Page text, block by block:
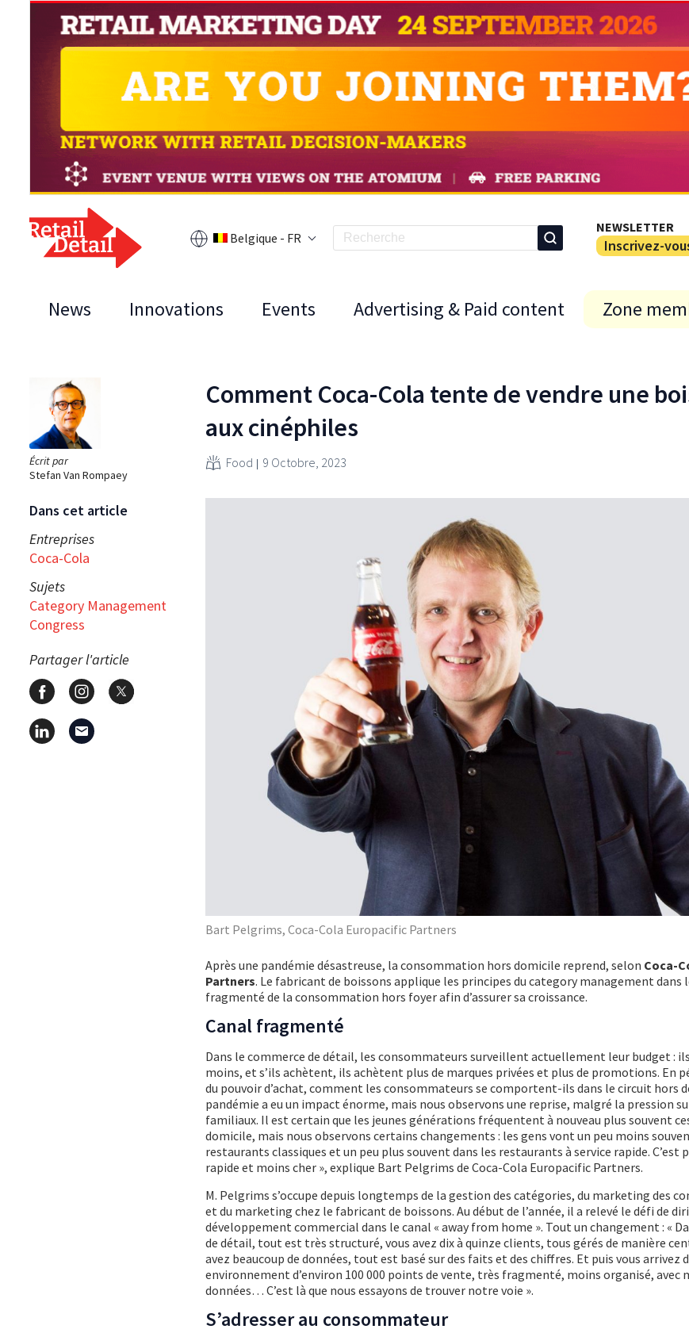
Belgique - FR
NEWSLETTER
Inscrivez-
News Innovations Events Advertising & Paid content Zone
Écrit par
Stefan Van Rompaey
Dans cet article
Entreprises
Coca-Cola
Sujets
Category Management
Congress
Partager l'article
Comment Coca-Cola tente de vendre une
aux cinéphiles
Food 9 Octobre, 2023
Bart Pelgrims, Coca-Cola Europacific Partners
Après une pandémie désastreuse, la consommation hors domicile reprend, selon Coca-
Partners. Le fabricant de boissons applique les principes du category management dans
fragmenté de la consommation hors foyer afin d’assurer sa croissance.
Canal fragmenté
Dans le commerce de détail, les consommateurs surveillent actuellement leur budget :
moins, et s’ils achètent, ils achètent plus de marques privées et plus de promotions. En
du pouvoir d’achat, comment les consommateurs se comportent-ils dans le circuit hors
pandémie a eu un impact énorme, mais nous observons une reprise, malgré la pression
familiaux. Il est certain que les jeunes générations fréquentent à nouveau plus souvent
domicile, mais nous observons certains changements : les gens vont un peu moins
restaurants classiques et un peu plus souvent dans les restaurants à service rapide. C’est
rapide et moins cher », explique Bart Pelgrims de Coca-Cola Europacific Partners.
M. Pelgrims s’occupe depuis longtemps de la gestion des catégories, du marketing des
et du marketing chez le fabricant de boissons. Au début de l’année, il a relevé le défi de
développement commercial dans le canal « away from home ». Tout un changement : «
de détail, tout est très structuré, vous avez dix à quinze clients, tous gérés de manière
avez beaucoup de données, tout est basé sur des faits et des chiffres. Et puis vous arrivez
environnement d’environ 100 000 points de vente, très fragmenté, moins organisé, avec
données… C’est là que nous essayons de trouver notre voie ».
S’adresser au consommateur